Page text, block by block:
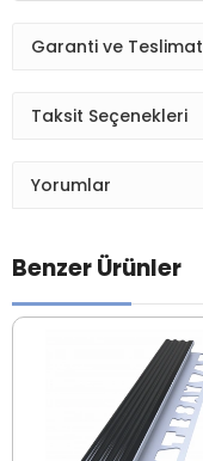
Garanti ve Teslimat
Taksit Seçenekleri
Yorumlar
Benzer Ürünler